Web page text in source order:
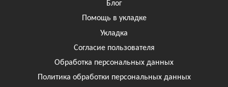
Блог
Помощь в укладке
Укладка
Согласие пользователя
Обработка персональных данных
Политика обработки персональных данных